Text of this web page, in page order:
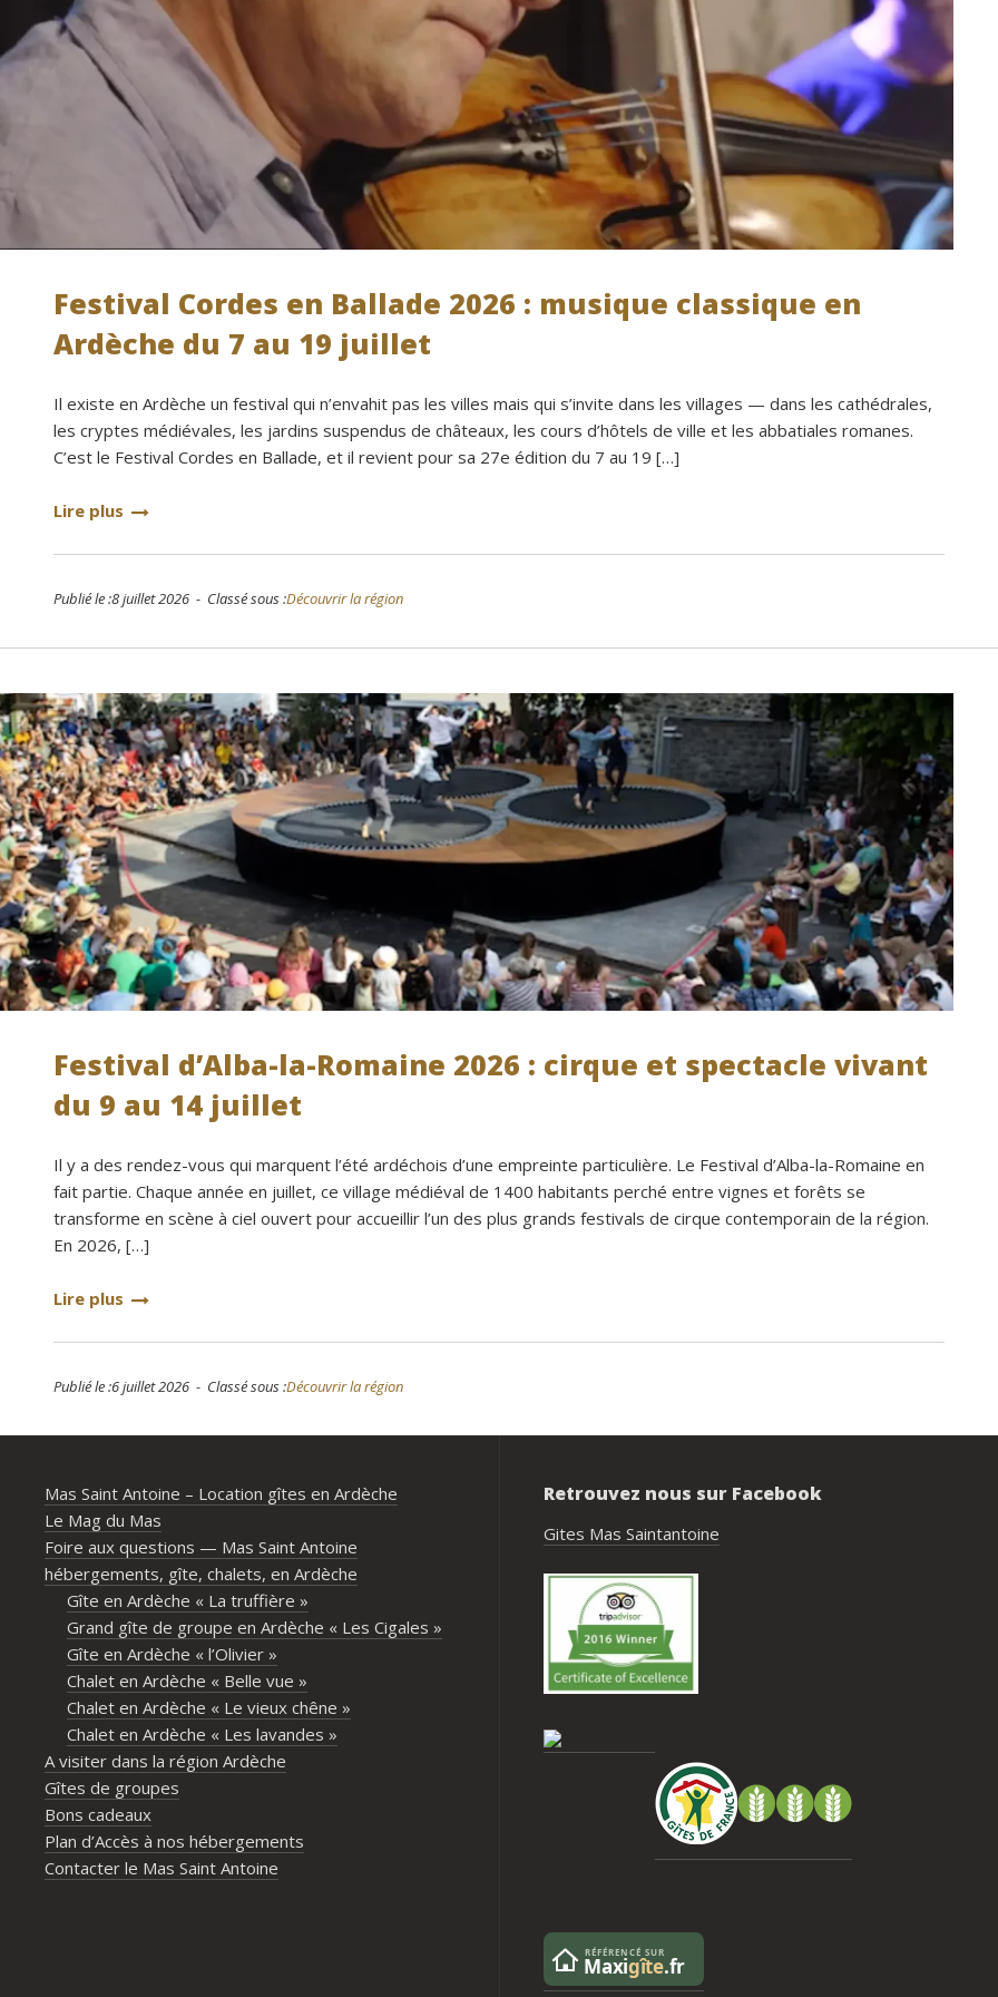
Festival Cordes en Ballade 2026 : musique classique en
Ardèche du 7 au 19 juillet
Il existe en Ardèche un festival qui n’envahit pas les villes mais qui s’invite dans les villages — dans les cathédrales,
les cryptes médiévales, les jardins suspendus de châteaux, les cours d’hôtels de ville et les abbatiales romanes.
C’est le Festival Cordes en Ballade, et il revient pour sa 27e édition du 7 au 19 […]
Lire plus
Publié le :8 juillet 2026 - Classé sous :Découvrir la région
Festival d’Alba-la-Romaine 2026 : cirque et spectacle vivant
du 9 au 14 juillet
Il y a des rendez-vous qui marquent l’été ardéchois d’une empreinte particulière. Le Festival d’Alba-la-Romaine en
fait partie. Chaque année en juillet, ce village médiéval de 1400 habitants perché entre vignes et forêts se
transforme en scène à ciel ouvert pour accueillir l’un des plus grands festivals de cirque contemporain de la région.
En 2026, […]
Lire plus
Publié le :6 juillet 2026 - Classé sous :Découvrir la région
nombreux conseils utiles, aussi bien
les prestataires que pour
générale de l’événement.Tout a été
simple, fluide et agréable. Les
recommandations données sur place
étaient excellentes et nous ont
de construire un week-end vraiment
réussi.Le cadre est idéal pour ce
rassemblement familial ou amical :
hébergements et beaucoup
faire dans les environs.Nous gardons
Antoine sans hésitation.**La seule
contrainte du week-end concerne la
Mas Saint Antoine – Location gîtes en Ardèche
Le Mag du Mas
Foire aux questions — Mas Saint Antoine
hébergements, gîte, chalets, en Ardèche
Gîte en Ardèche « La truffière »
Grand gîte de groupe en Ardèche « Les Cigales »
Gîte en Ardèche « l’Olivier »
Chalet en Ardèche « Belle vue »
Chalet en Ardèche « Le vieux chêne »
Chalet en Ardèche « Les lavandes »
A visiter dans la région Ardèche
Gîtes de groupes
Bons cadeaux
Plan d’Accès à nos hébergements
Contacter le Mas Saint Antoine
Retrouvez nous sur Facebook
Gites Mas Saintantoine